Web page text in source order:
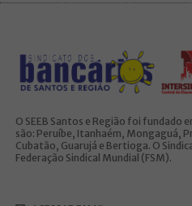
O SEEB Santos e Região foi fundado
são: Peruíbe, Itanhaém, Mongaguá,
Cubatão, Guarujá e Bertioga. O
Federação Sindical Mundial (FSM).